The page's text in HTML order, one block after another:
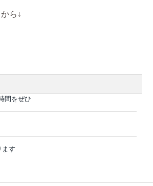
ら↓
間をぜひ
ます